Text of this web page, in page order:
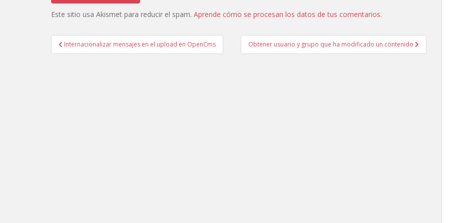
Este sitio usa Akismet para reducir el spam. Aprende cómo se procesan los datos de tus comentarios.
Navegación
de
Internacionalizar mensajes en el upload en OpenCms Obtener usuario y grupo que ha modificado un contenido